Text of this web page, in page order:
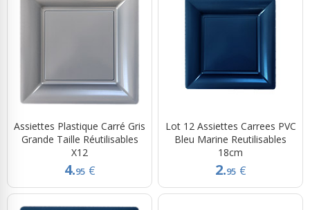
Assiettes Plastique Carré Gris
Grande Taille Réutilisables
X12
4.95 €
Lot 12 Assiettes Carrees PVC
Bleu Marine Reutilisables
18cm
2.95 €